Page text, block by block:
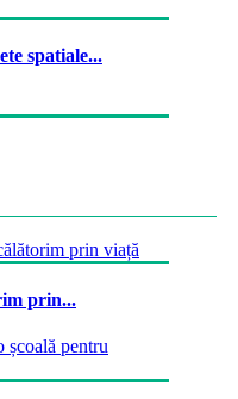
spatiale...
prin...